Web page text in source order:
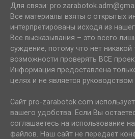
Для связи:
Все материалы взяты с открытых
интерпретированы исходя из
Все высказывания – это всего
суждение, потому что нет никакой
возможности проверять ВСЕ
Информация предоставлена
целях и не является
Сайт pro-zarabotok.com
вашего удобства. Если Вы
соглашаетесь на использование
файлов. Наш сайт не передает